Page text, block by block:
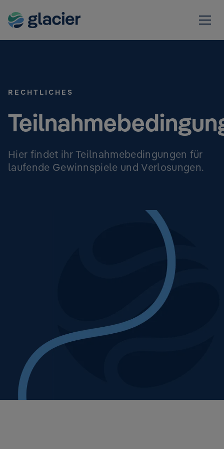
RECHTLICHES
Hier findet ihr Teilnahmebedingungen für
laufende Gewinnspiele und Verlosungen.